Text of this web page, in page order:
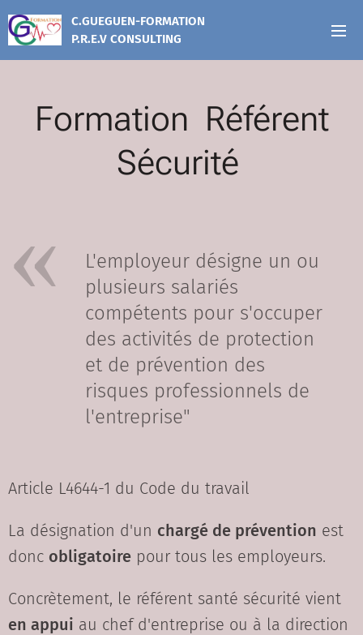
C.GUEGUEN-FORMATION
P.R.E.V CONSULTING
Formation Référent
Sécurité
L'employeur désigne un ou
plusieurs salariés
compétents pour s'occuper
des activités de protection
et de prévention des
risques professionnels de
l'entreprise"
Article L4644-1 du Code du travail
La désignation d'un chargé de prévention est
donc obligatoire pour tous les employeurs.
Concrètement, le référent santé sécurité vient
en appui au chef d'entreprise ou à la direction